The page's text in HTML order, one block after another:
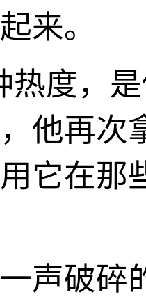
来。
热度，
他再次
它在那
声破碎